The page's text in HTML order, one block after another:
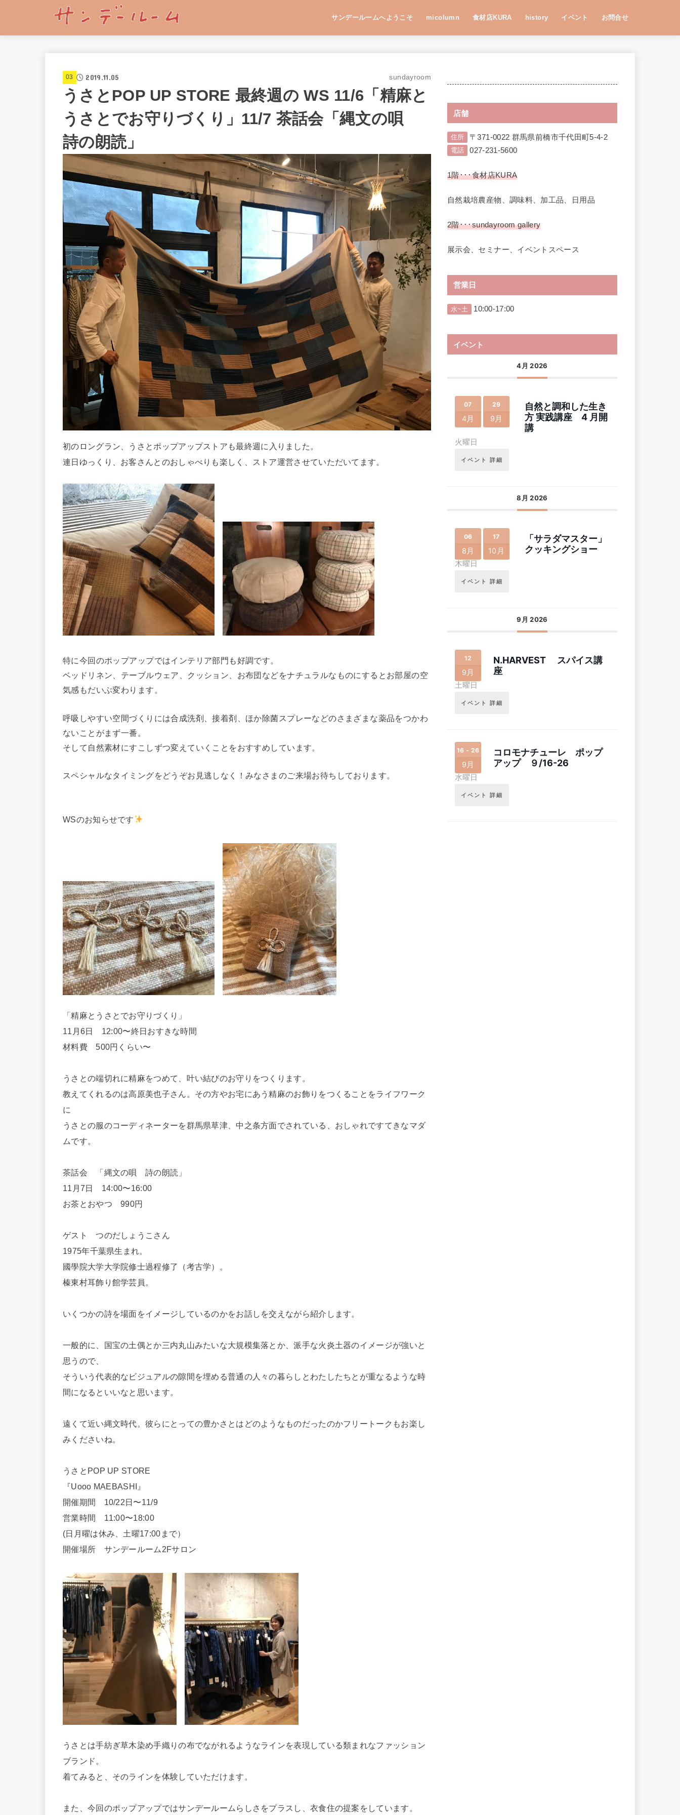
サンデールームへようこそ micolumn 食材店KURA history イベント お問合せ
03 2019.11.05 sundayroom
うさとPOP UP STORE 最終週の WS 11/6「精麻と
うさとでお守りづくり」11/7 茶話会「縄文の唄
詩の朗読」
初のロングラン、うさとポップアップストアも最終週 に入りました。
連日ゆっくり、お客さんとのおしゃべりも楽しく、ストア運営させていただいてます。
特に今回のポップアップではインテリア部門も好調です。
ベッドリネン、テーブルウェア、クッション、お布団などをナチュラルなものにするとお部屋の空
気感もだいぶ変わります。
呼吸しやすい空間づくりには合成洗剤、接着剤、ほか除菌スプレーなどのさまざまな薬品をつかわ
ないことがまず一番。
そして自然素材にすこしずつ変えていくことをおすすめしています。
スペシャルなタイミングをどうぞお見逃しなく！みなさまのご来場お待ちしております。
WSのお知らせです
「精麻とうさとでお守りづくり」
11月6日 12:00〜終日おすきな時間
材料費 500円くらい〜
うさとの端切れに精麻をつめて、叶い結びのお守りをつくります。
教えてくれるのは高原美也子さん。その方やお宅にあう精麻のお飾りをつくることをライフワーク
に
うさとの服のコーディネーターを群馬県草津、中之条方面でされている、おしゃれですてきなマダ
ムです。
茶話会 「縄文の唄 詩の朗読」
11月7日 14:00〜16:00
お茶とおやつ 990円
ゲスト つのだしょうこさん
1975年千葉県生まれ。
國學院大学大学院修士過程修了（考古学）。
榛東村耳飾り館学芸員。
いくつかの詩を場面をイメージしているのかをお話しを交えながら紹介します。
一般的に、国宝の土偶とか三内丸山みたいな大規模集落とか、派手な火炎土器のイメージが強いと
思うので、
そういう代表的なビジュアルの隙間を埋める普通の人々の暮らしとわたしたちとが重なるような時
間になるといいなと思います。
遠くて近い縄文時代。彼らにとっての豊かさとはどのようなものだったのかフリートークもお楽し
みくださいね。
うさとPOP UP STORE
『Uooo MAEBASHI』
開催期間 10/22日〜11/9
営業時間 11:00〜18:00
(日月曜は休み、土曜17:00まで）
開催場所 サンデールーム2Fサロン
うさとは手紡ぎ草木染め手織りの布でながれるようなラインを表現している類まれなファッション
ブランド。
着てみると、そのラインを体験していただけます。
また、今回のポップアップではサンデールームらしさをプラスし、衣食住の提案をしています。
店舗
住所 〒371-0022 群馬県前橋市千代田町5-4-2
電話 027-231-5600
1階･･･食材店KURA
自然栽培農産物、調味料、加工品、日用品
2階･･･sundayroom gallery
展示会、セミナー、イベントスペース
営業日
水~土 10:00-17:00
イベント
4月 2026
07
4月
29
9月
自然と調和した生き
方 実践講座 4 月開
講
火曜日
イベント 詳細
8月 2026
06
8月
17
10月
「サラダマスター」
クッキングショー
木曜日
イベント 詳細
9月 2026
12
9月
N.HARVEST スパイス講
座
土曜日
イベント 詳細
16 - 26
9月
コロモナチューレ ポップ
アップ ９/16-26
水曜日
イベント 詳細